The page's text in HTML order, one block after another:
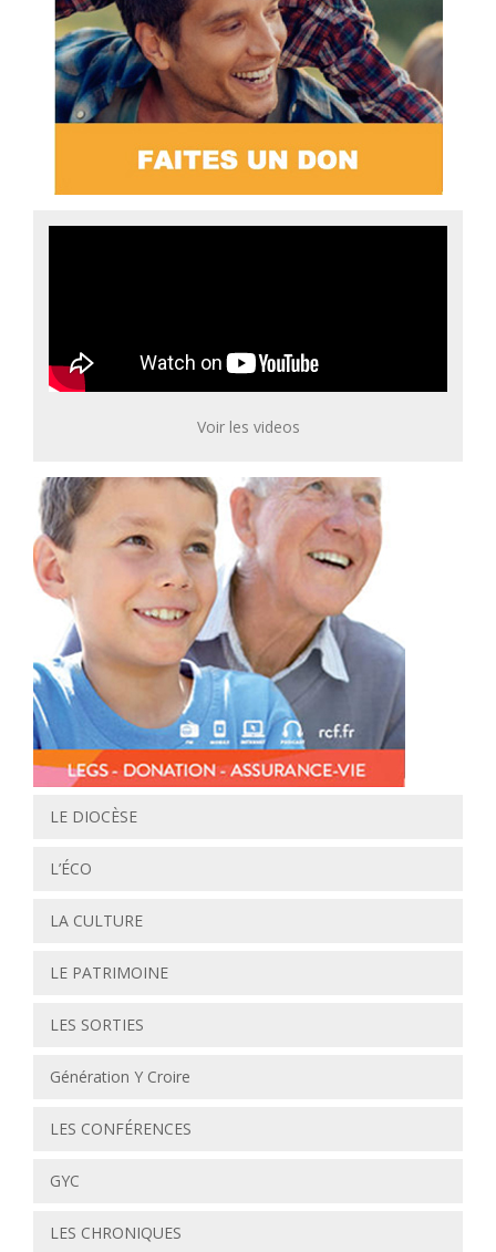
Voir les videos
LE DIOCÈSE
L’ÉCO
LA CULTURE
LE PATRIMOINE
LES SORTIES
Génération Y Croire
LES CONFÉRENCES
GYC
LES CHRONIQUES